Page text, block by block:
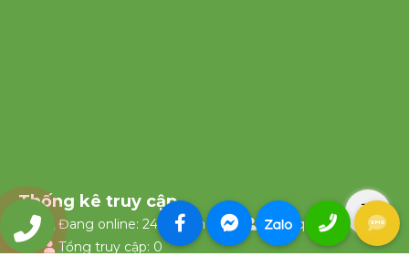
Thống kê truy cập
Đang online: 24 Hôm nay: 3
Hôm qua: 0
Tổng truy cập: 0
0903335658